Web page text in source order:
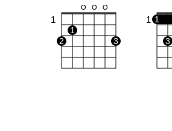
O O O
1
1
2
3
1 1
3